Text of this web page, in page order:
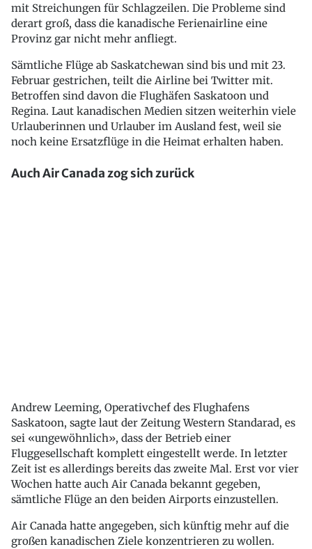
mit Streichungen für Schlagzeilen. Die Probleme sind
derart groß, dass die kanadische Ferienairline eine
Provinz gar nicht mehr anfliegt.
Sämtliche Flüge ab Saskatchewan sind bis und mit 23.
Februar gestrichen, teilt die Airline bei Twitter mit.
Betroffen sind davon die Flughäfen Saskatoon und
Regina. Laut kanadischen Medien sitzen weiterhin viele
Urlauberinnen und Urlauber im Ausland fest, weil sie
noch keine Ersatzflüge in die Heimat erhalten haben.
Auch Air Canada zog sich zurück
Andrew Leeming, Operativchef des Flughafens
Saskatoon, sagte laut der Zeitung Western Standarad, es
sei «ungewöhnlich», dass der Betrieb einer
Fluggesellschaft komplett eingestellt werde. In letzter
Zeit ist es allerdings bereits das zweite Mal. Erst vor vier
Wochen hatte auch Air Canada bekannt gegeben,
sämtliche Flüge an den beiden Airports einzustellen.
Air Canada hatte angegeben, sich künftig mehr auf die
großen kanadischen Ziele konzentrieren zu wollen.